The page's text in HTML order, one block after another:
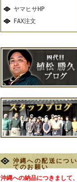
ヤマヒサHP
FAX注文
沖縄への配送につい
てのお願い
沖縄への納品につきまして、